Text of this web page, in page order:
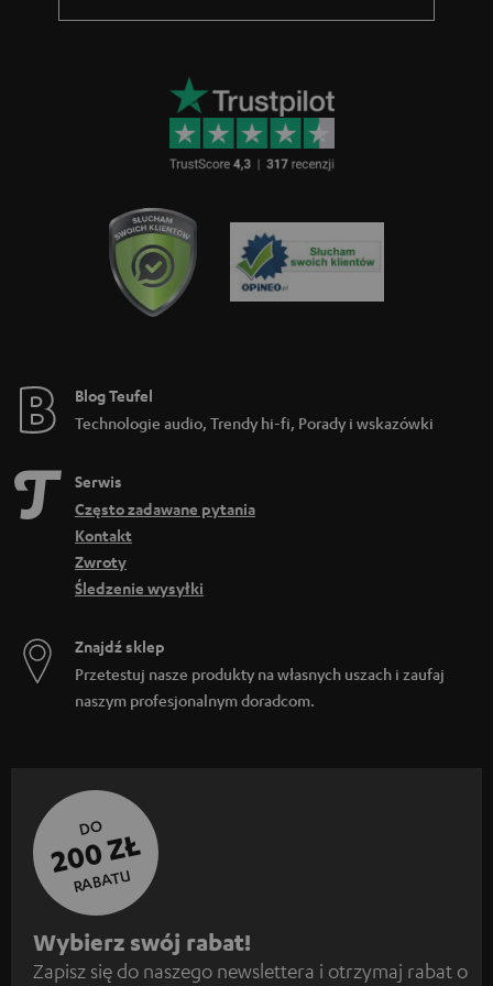
r
Blog Teufel
Technologie audio, Trendy hi-fi, Porady i wskazówki
Serwis
Często zadawane pytania
Kontakt
Zwroty
Śledzenie wysyłki
Znajdź sklep
Przetestuj nasze produkty na własnych uszach i zaufaj
naszym profesjonalnym doradcom.
DO
200 ZŁ
RABATU
Z
a
Wybierz swój rabat!
Zapisz się do naszego newslettera i otrzymaj rabat o